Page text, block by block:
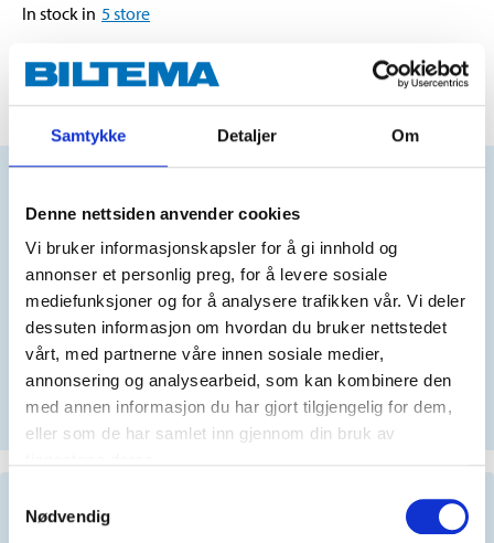
Samtykke Detaljer Om
Denne nettsiden anvender cookies
Vi bruker informasjonskapsler for å gi innhold og
annonser et personlig preg, for å levere sosiale
mediefunksjoner og for å analysere trafikken vår. Vi deler
dessuten informasjon om hvordan du bruker nettstedet
vårt, med partnerne våre innen sosiale medier,
annonsering og analysearbeid, som kan kombinere den
med annen informasjon du har gjort tilgjengelig for dem,
eller som de har samlet inn gjennom din bruk av
Nødvendig
In stock in 5store
Does this product fit your vehicle?
N
No registration number?
SELECT CAR MANUALLY
parts by reg. number and service recommendations.